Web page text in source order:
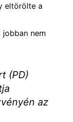
eltörölte a
jobban nem
(PD)
az